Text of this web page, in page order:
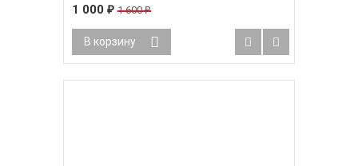
1 000 ₽ 1 600₽
В корзину